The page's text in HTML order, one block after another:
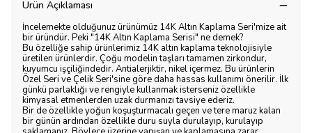
Ürün Açıklaması
İncelemekte olduğunuz ürünümüz 14K Altın Kaplama Seri'mize ait
bir üründür. Peki "14K Altın Kaplama Serisi" ne demek?
Bu özelliğe sahip ürünlerimiz 14K altın kaplama teknolojisiyle
üretilen ürünlerdir. Çoğu modelin taşları tamamen zirkondur,
kuyumcu işçiliğindedir. Antialerjiktir, nikel içermez. Bu ürünlerin
Özel Seri ve Çelik Seri'sine göre daha hassas kullanımı önerilir. İlk
günkü parlaklığı ve rengiyle kullanmak isterseniz özellikle
kimyasal etmenlerden uzak durmanızı tavsiye ederiz.
Bir de özellikle yoğun koşuşturmacalı geçen ve tere maruz kalan
bir günün ardından özellikle duru suyla durulayıp, kurulayıp